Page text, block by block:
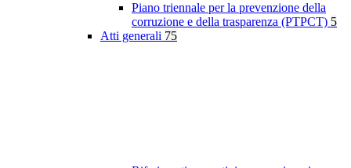
Piano triennale per la prevenzione della
corruzione e della trasparenza (PTPCT) 5
Atti generali 75